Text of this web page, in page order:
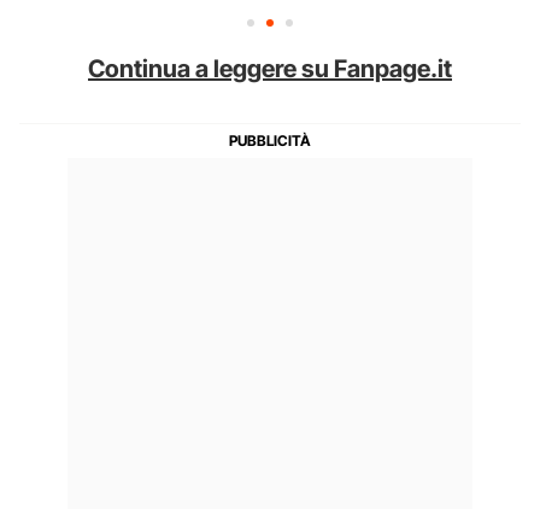
Continua a leggere su Fanpage.it